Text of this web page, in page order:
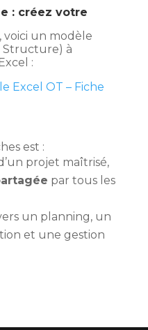
: créez votre
voici un modèle
Structure) à
:
Excel OT – Fiche
est :
projet maîtrisé,
par tous les
un planning, un
et une gestion